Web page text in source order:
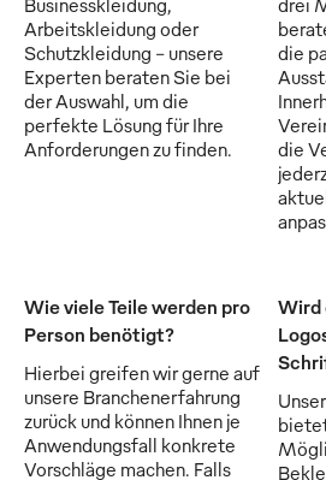
Arbeitskleidung oder
Schutzkleidung - unsere
Experten beraten Sie bei
der Auswahl, um die
perfekte Lösung für Ihre
Anforderungen zu finden.
die
die
Wie viele Teile werden pro
Person benötigt?
Hierbei greifen wir gerne auf
unsere Branchenerfahrung
zurück und können Ihnen je
Anwendungsfall konkrete
Vorschläge machen. Falls
Wird